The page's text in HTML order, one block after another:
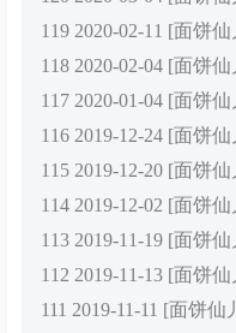
119 2020-02-11 [面饼仙
118 2020-02-04 [面饼
117 2020-01-04 [面饼
116 2019-12-24 [面饼
115 2019-12-20 [面饼
114 2019-12-02 [面饼
113 2019-11-19 [面饼
112 2019-11-13 [面饼
111 2019-11-11 [面饼